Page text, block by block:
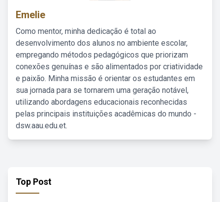
Emelie
Como mentor, minha dedicação é total ao
desenvolvimento dos alunos no ambiente escolar,
empregando métodos pedagógicos que priorizam
conexões genuínas e são alimentados por criatividade
e paixão. Minha missão é orientar os estudantes em
sua jornada para se tornarem uma geração notável,
utilizando abordagens educacionais reconhecidas
pelas principais instituições acadêmicas do mundo -
dsw.aau.edu.et.
Top Post